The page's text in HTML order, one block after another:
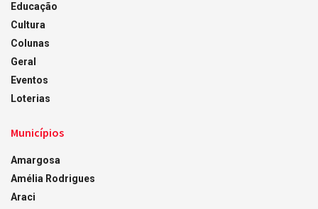
Educação
Cultura
Colunas
Geral
Eventos
Loterias
Municípios
Amargosa
Amélia Rodrigues
Araci